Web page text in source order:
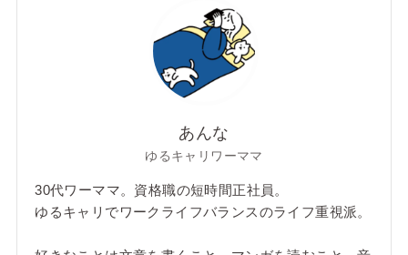
あんな
ゆるキャリワーママ
30代ワーママ。資格職の短時間正社員。
ゆるキャリでワークライフバランスのライフ重視派。